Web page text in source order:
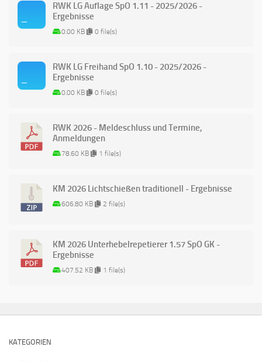
RWK LG Auflage SpO 1.11 - 2025/2026 -
Ergebnisse
0.00 KB 0 file(s)
RWK LG Freihand SpO 1.10 - 2025/2026 -
Ergebnisse
0.00 KB 0 file(s)
RWK 2026 - Meldeschluss und Termine,
Anmeldungen
78.60 KB 1 file(s)
KM 2026 Lichtschießen traditionell - Ergebnisse
606.80 KB 2 file(s)
KM 2026 Unterhebelrepetierer 1.57 SpO GK -
Ergebnisse
407.52 KB 1 file(s)
KATEGORIEN